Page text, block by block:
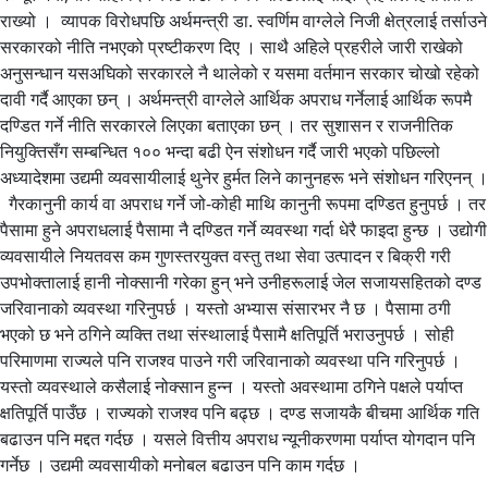
राख्यो । व्यापक विरोधपछि अर्थमन्त्री डा. स्वर्णिम वाग्लेले निजी क्षेत्रलाई तर्साउने
सरकारको नीति नभएको प्रष्टीकरण दिए । साथै अहिले प्रहरीले जारी राखेको
अनुसन्धान यसअघिको सरकारले नै थालेको र यसमा वर्तमान सरकार चोखो रहेको
दावी गर्दै आएका छन् । अर्थमन्त्री वाग्लेले आर्थिक अपराध गर्नेलाई आर्थिक रूपमै
दण्डित गर्ने नीति सरकारले लिएका बताएका छन् । तर सुशासन र राजनीतिक
नियुक्तिसँग सम्बन्धित १०० भन्दा बढी ऐन संशोधन गर्दै जारी भएको पछिल्लो
अध्यादेशमा उद्यमी व्यवसायीलाई थुनेर हुर्मत लिने कानुनहरू भने संशोधन गरिएनन् ।
गैरकानुनी कार्य वा अपराध गर्ने जो-कोही माथि कानुनी रूपमा दण्डित हुनुपर्छ । तर
पैसामा हुने अपराधलाई पैसामा नै दण्डित गर्ने व्यवस्था गर्दा धेरै फाइदा हुन्छ । उद्योगी
व्यवसायीले नियतवस कम गुणस्तरयुक्त वस्तु तथा सेवा उत्पादन र बिक्री गरी
उपभोक्तालाई हानी नोक्सानी गरेका हुन् भने उनीहरूलाई जेल सजायसहितको दण्ड
जरिवानाको व्यवस्था गरिनुपर्छ । यस्तो अभ्यास संसारभर नै छ । पैसामा ठगी
भएको छ भने ठगिने व्यक्ति तथा संस्थालाई पैसामै क्षतिपूर्ति भराउनुपर्छ । सोही
परिमाणमा राज्यले पनि राजश्व पाउने गरी जरिवानाको व्यवस्था पनि गरिनुपर्छ ।
यस्तो व्यवस्थाले कसैलाई नोक्सान हुन्न । यस्तो अवस्थामा ठगिने पक्षले पर्याप्त
क्षतिपूर्ति पाउँछ । राज्यको राजश्व पनि बढ्छ । दण्ड सजायकै बीचमा आर्थिक गति
बढाउन पनि मद्दत गर्दछ । यसले वित्तीय अपराध न्यूनीकरणमा पर्याप्त योगदान पनि
गर्नेछ । उद्यमी व्यवसायीको मनोबल बढाउन पनि काम गर्दछ ।